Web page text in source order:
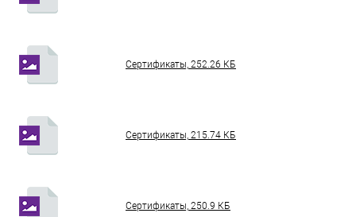
Сертификаты, 252.26 КБ
Сертификаты, 215.74 КБ
Сертификаты, 250.9 КБ